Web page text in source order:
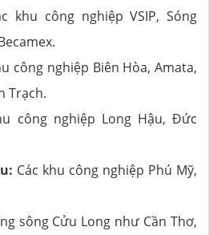
khu công nghiệp VSIP, Sóng
công nghiệp Biên Hòa, Amata,
Trạch.
công nghiệp Long Hậu, Đức
Các khu công nghiệp Phú Mỹ,
sông Cửu Long như Cần Thơ,